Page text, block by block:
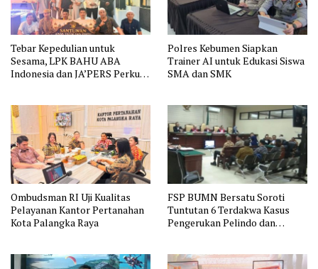
Tebar Kepedulian untuk
Sesama, LPK BAHU ABA
Indonesia dan JA’PERS Perkuat
Polres Kebumen Siapkan
Trainer AI untuk Edukasi Siswa
SMA dan SMK
Ombudsman RI Uji Kualitas
Pelayanan Kantor Pertanahan
Kota Palangka Raya
FSP BUMN Bersatu Soroti
Tuntutan 6 Terdakwa Kasus
Pengerukan Pelindo dan